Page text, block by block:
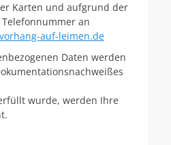
Karten und aufgrund der
an
auf-leimen.de
Daten werden
wurde, werden Ihre